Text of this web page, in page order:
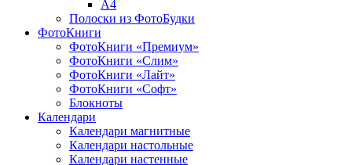
A4
Полоски из ФотоБудки
ФотоКниги
ФотоКниги «Премиум»
ФотоКниги «Слим»
ФотоКниги «Лайт»
ФотоКниги «Софт»
Блокноты
Календари
Календари магнитные
Календари настольные
Календари настенные